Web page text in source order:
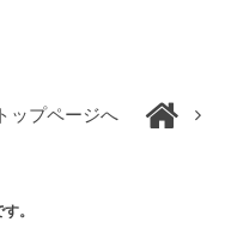
トップページへ
。